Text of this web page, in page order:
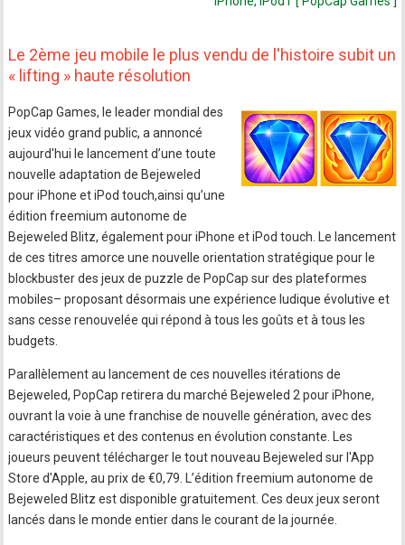
Le 2ème jeu mobile le plus vendu de l'histoire subit un
« lifting » haute résolution
PopCap Games, le leader mondial des
jeux vidéo grand public, a annoncé
aujourd'hui le lancement d’une toute
nouvelle adaptation de Bejeweled
pour iPhone et iPod touch,ainsi qu’une
édition freemium autonome de
Bejeweled Blitz, également pour iPhone et iPod touch. Le lancement
de ces titres amorce une nouvelle orientation stratégique pour le
blockbuster des jeux de puzzle de PopCap sur des plateformes
mobiles– proposant désormais une expérience ludique évolutive et
sans cesse renouvelée qui répond à tous les goûts et à tous les
budgets.
Parallèlement au lancement de ces nouvelles itérations de
Bejeweled, PopCap retirera du marché Bejeweled 2 pour iPhone,
ouvrant la voie à une franchise de nouvelle génération, avec des
caractéristiques et des contenus en évolution constante. Les
joueurs peuvent télécharger le tout nouveau Bejeweled sur l'App
Store d'Apple, au prix de €0,79. L’édition freemium autonome de
Bejeweled Blitz est disponible gratuitement. Ces deux jeux seront
lancés dans le monde entier dans le courant de la journée.